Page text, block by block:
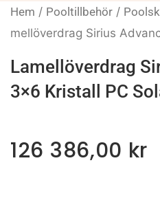
Hem / Pooltillbehör /
mellöverdrag Sirius
Lamellöverdrag
3×6 Kristall PC
126 386,00 kr